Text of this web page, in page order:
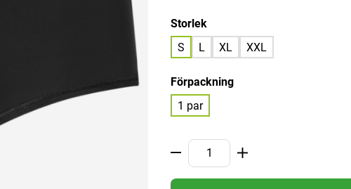
Storlek
S
L XL XXL
Förpackning
1 par